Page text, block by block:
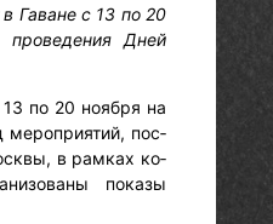
Га­ване с 13 по 20
Дней
по 20 но­яб­ря на
ме­роп­ри­ятий, пос­
в рам­ках ко­
по­казы